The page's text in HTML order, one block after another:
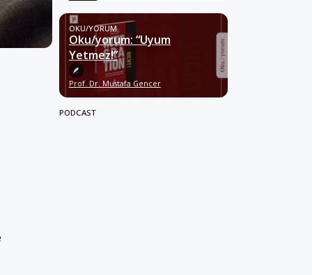
OKU/YORUM
Oku/yorum: “Uyum
Yetmez!”
Prof. Dr. Mustafa Gencer
PODCAST